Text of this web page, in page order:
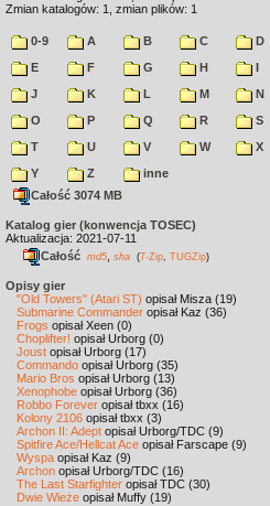
Zmian katalogów: 1, zmian plików: 1
0-9 A B C
D
E
F G H
I
J
K L M
N
O
P Q R
S
T
U V W
X
Y
Z
inne
Całość 3074 MB
Katalog gier (konwencja TOSEC)
Aktualizacja: 2021-07-11
Całość md5 sha (7-Zip TUGZip)
Opisy gier
"Old Towers" (Atari ST) opisał Misza (19)
Submarine Commander opisał Kaz (36)
Frogs opisał Xeen (0)
Choplifter! opisał Urborg (0)
Joust opisał Urborg (17)
Commando opisał Urborg (35)
Mario Bros opisał Urborg (13)
Xenophobe opisał Urborg (36)
Robbo Forever opisał tbxx (16)
Kolony 2106 opisał tbxx (3)
Archon II: Adept opisał Urborg/TDC (9)
Spitfire Ace/Hellcat Ace opisał Farscape (9)
Wyspa opisał Kaz (9)
Archon opisał Urborg/TDC (16)
The Last Starfighter opisał TDC (30)
Dwie Wieże opisał Muffy (19)